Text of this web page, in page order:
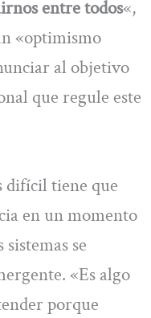
entre todos«,
«optimismo
al objetivo
que regule este
difícil tiene que
en un momento
sistemas se
«Es algo
porque